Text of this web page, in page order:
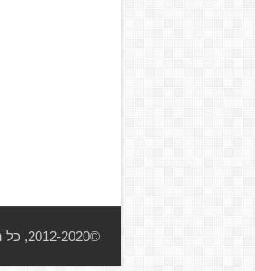
©2012-2020, כל הזכויות שמורות לבעלי האתר